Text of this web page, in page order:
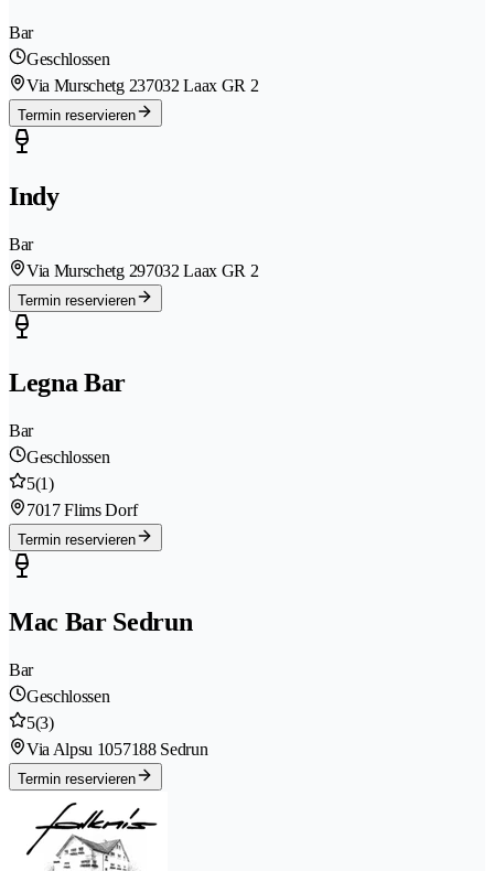
Bar
Geschlossen
Via Murschetg 237032 Laax GR 2
Termin reservieren
Indy
Bar
Via Murschetg 297032 Laax GR 2
Termin reservieren
Legna Bar
Bar
Geschlossen
5(1)
7017 Flims Dorf
Termin reservieren
Mac Bar Sedrun
Bar
Geschlossen
5(3)
Via Alpsu 1057188 Sedrun
Termin reservieren